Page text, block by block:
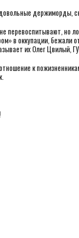
держиморды,
перевоспитывают, но
в оккупации, бежали
их Олег Цвилый,
к